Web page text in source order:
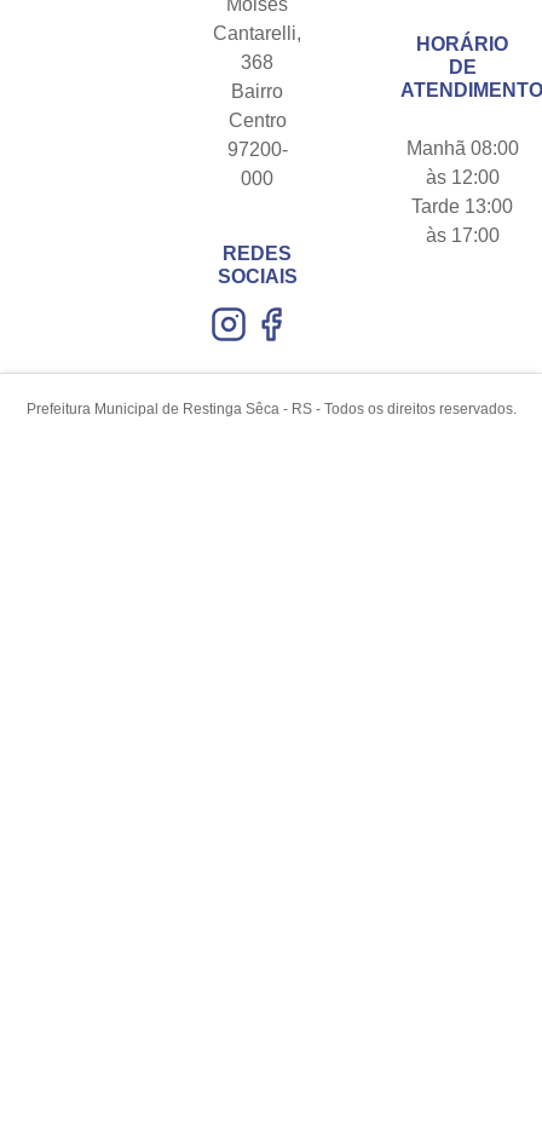
Cantarelli,
368
Bairro
Centro
97200-
000
REDES
SOCIAIS
HORÁRIO
DE
Manhã 08:00
às 12:00
Tarde 13:00
às 17:00
Prefeitura Municipal de Restinga Sêca - RS - Todos os direitos reservados.